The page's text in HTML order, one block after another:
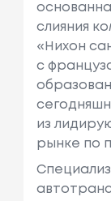
слияния
«Нихон
с
из
рынке по